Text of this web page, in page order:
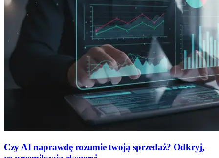
Czy AI naprawdę rozumie twoją sprzedaż? Odkryj,